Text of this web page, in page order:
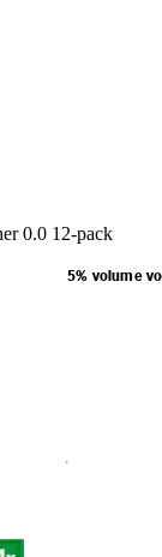
0.0 12-pack
5% volume